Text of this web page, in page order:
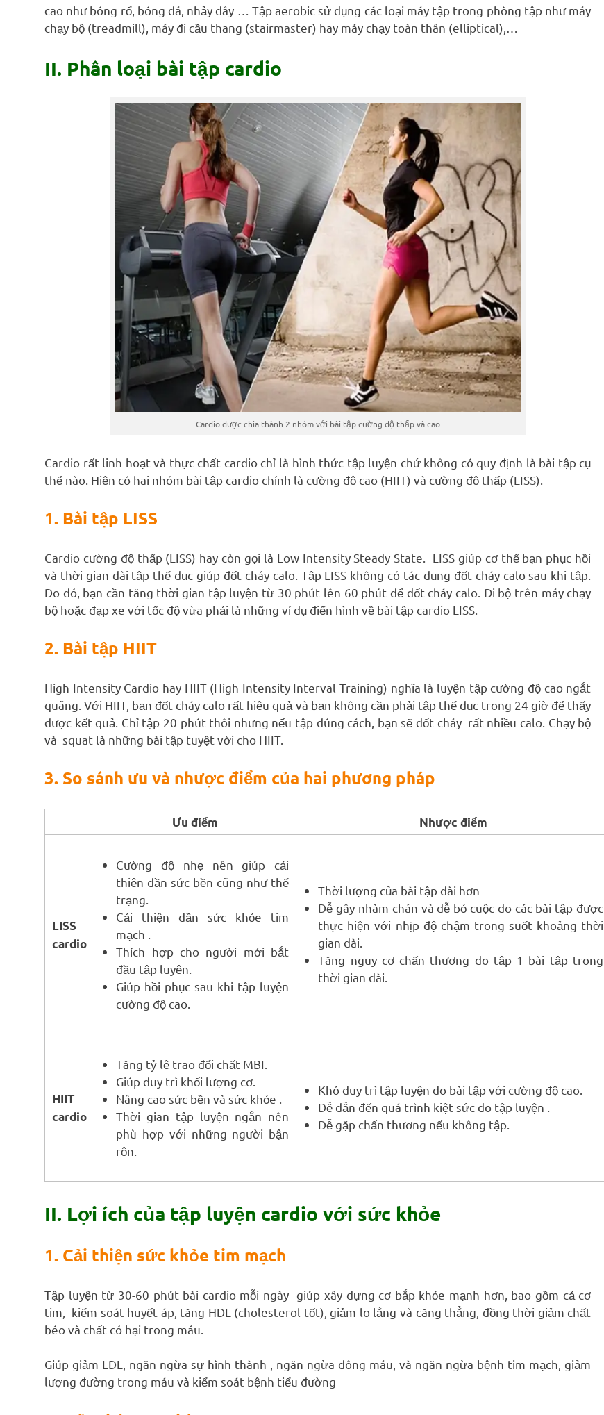
cao như bóng rổ, bóng đá, nhảy dây … Tập aerobic sử dụng các loại máy tập trong phòng tập như máy
chạy bộ (treadmill), máy đi cầu thang (stairmaster) hay máy chạy toàn thân (elliptical),…
II. Phân loại bài tập cardio
Cardio được chia thành 2 nhóm với bài tập cường độ thấp và cao
Cardio rất linh hoạt và thực chất cardio chỉ là hình thức tập luyện chứ không có quy định là bài tập cụ
thể nào. Hiện có hai nhóm bài tập cardio chính là cường độ cao (HIIT) và cường độ thấp (LISS).
1. Bài tập LISS
Cardio cường độ thấp (LISS) hay còn gọi là Low Intensity Steady State. LISS giúp cơ thể bạn phục hồi
và thời gian dài tập thể dục giúp đốt cháy calo. Tập LISS không có tác dụng đốt cháy calo sau khi tập.
Do đó, bạn cần tăng thời gian tập luyện từ 30 phút lên 60 phút để đốt cháy calo. Đi bộ trên máy chạy
bộ hoặc đạp xe với tốc độ vừa phải là những ví dụ điển hình về bài tập cardio LISS.
2. Bài tập HIIT
High Intensity Cardio hay HIIT (High Intensity Interval Training) nghĩa là luyện tập cường độ cao ngắt
quãng. Với HIIT, bạn đốt cháy calo rất hiệu quả và bạn không cần phải tập thể dục trong 24 giờ để thấy
được kết quả. Chỉ tập 20 phút thôi nhưng nếu tập đúng cách, bạn sẽ đốt cháy rất nhiều calo. Chạy bộ
và squat là những bài tập tuyệt vời cho HIIT.
3. So sánh ưu và nhược điểm của hai phương pháp
Ưu điểm Nhược điểm
LISS
cardio
Cường độ nhẹ nên giúp cải
thiện dần sức bền cũng như thể
trạng.
Cải thiện dần sức khỏe tim
mạch .
Thích hợp cho người mới bắt
đầu tập luyện.
Giúp hồi phục sau khi tập luyện
cường độ cao.
Thời lượng của bài tập dài hơn
Dễ gây nhàm chán và dễ bỏ cuộc do các bài tập được
thực hiện với nhịp độ chậm trong suốt khoảng thời
gian dài.
Tăng nguy cơ chấn thương do tập 1 bài tập trong
thời gian dài.
HIIT
cardio
Tăng tỷ lệ trao đổi chất MBI.
Giúp duy trì khối lượng cơ.
Nâng cao sức bền và sức khỏe .
Thời gian tập luyện ngắn nên
phù hợp với những người bận
rộn.
Khó duy trì tập luyện do bài tập với cường độ cao.
Dễ dẫn đến quá trình kiệt sức do tập luyện .
Dễ gặp chấn thương nếu không tập.
II. Lợi ích của tập luyện cardio với sức khỏe
1. Cải thiện sức khỏe tim mạch
Tập luyện từ 30-60 phút bài cardio mỗi ngày giúp xây dựng cơ bắp khỏe mạnh hơn, bao gồm cả cơ
tim, kiểm soát huyết áp, tăng HDL (cholesterol tốt), giảm lo lắng và căng thẳng, đồng thời giảm chất
béo và chất có hại trong máu.
Giúp giảm LDL, ngăn ngừa sự hình thành , ngăn ngừa đông máu, và ngăn ngừa bệnh tim mạch, giảm
lượng đường trong máu và kiểm soát bệnh tiểu đường